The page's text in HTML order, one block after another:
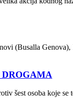
(Busalla
DROGAMA
šest osoba koje se